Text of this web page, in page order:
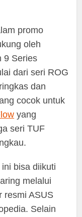
promo
oleh
9 Series
dari seri ROG
dan
cocok untuk
yang
seri TUF
bisa diikuti
melalui
resmi ASUS
Selain